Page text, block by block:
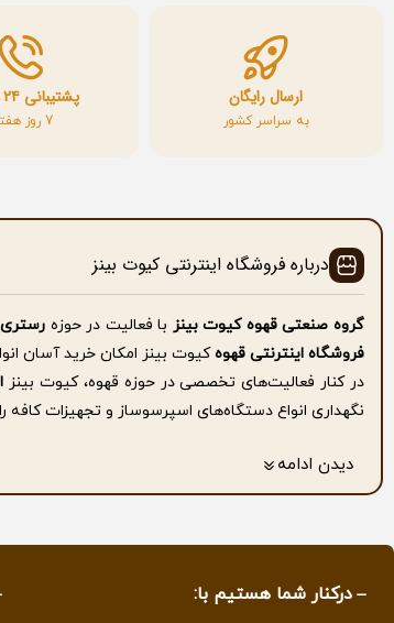
ارسال رایگان
به سراسر کشور
پشتیبانی ۲۴ ساعته
7 روز هفته
درباره فروشگاه اینترنتی کیوت بینز
گروه صنعتی قهوه کیوت بینز با فعالیت در حوزه
فروشگاه اینترنتی قهوهکیوت بینز امکان خرید آسان
در کنار فعالیت‌های تخصصی در حوزه قهوه، کیوت بینز
نگهداری انواع دستگاه‌های اسپرسوساز و تجهیزات کافه
برای کسب اطلاعات بیشتر به صفحه
کیفیت، تعهد و پشتیبانی، سه اصل همیشگی ما در
دیدن ادامه
درکنار شما هستیم با: